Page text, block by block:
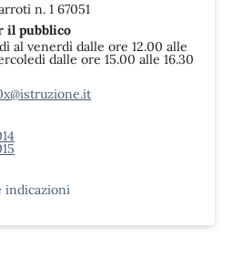
n. 1 67051
il pubblico
al venerdì dalle ore 12.00 alle
dalle ore 15.00 alle 16.30
indicazioni